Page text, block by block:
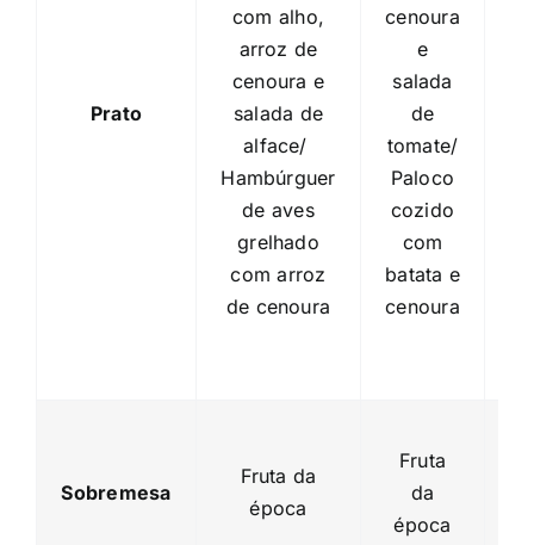
Prato
com alho,
arroz de
cenoura e
salada de
alface/
Hambúrguer
de aves
grelhado
com arroz
de cenoura
cenoura
e
salada
de
tomate/
Paloco
cozido
com
batata e
cenoura
Sobremesa
Fruta da
época
Fruta
da
época